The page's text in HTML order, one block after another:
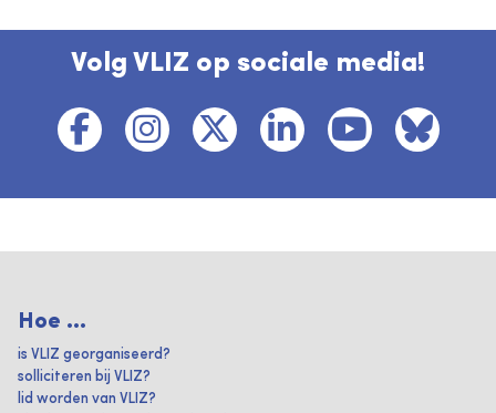
Volg VLIZ op sociale media!
Hoe ...
is VLIZ georganiseerd?
solliciteren bij VLIZ?
lid worden van VLIZ?